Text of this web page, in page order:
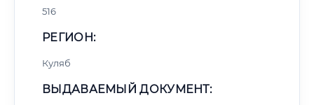
516
РЕГИОН:
Куляб
ВЫДАВАЕМЫЙ ДОКУМЕНТ: